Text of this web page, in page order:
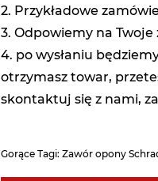
2. Przykładowe
3. Odpowiemy na
4. po wysłaniu
otrzymasz towar,
skontaktuj się z nami,
Gorące Tagi: Zawór opony